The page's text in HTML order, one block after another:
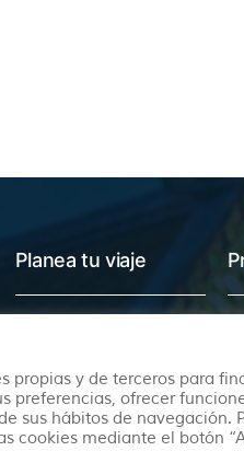
Planea tu viaje
Nuestro Blog
propias y de terceros para
preferencias, ofrecer
sus hábitos de
cookies mediante el botón